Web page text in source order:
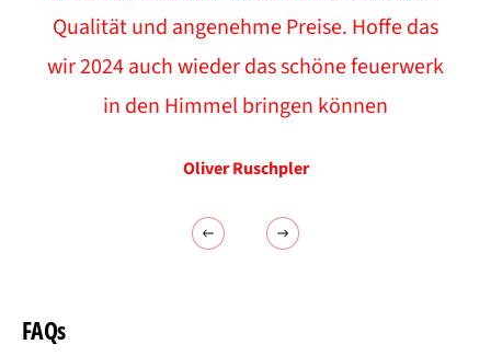
Qualität und angenehme Preise. Hoffe das
wir 2024 auch wieder das schöne feuerwerk
in den Himmel bringen können
Oliver Ruschpler
FAQs